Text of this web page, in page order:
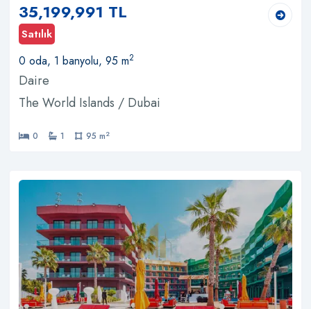
35,199,991 TL
Satılık
0 oda, 1 banyolu, 95 m2
Daire
The World Islands / Dubai
0 1 95 m2